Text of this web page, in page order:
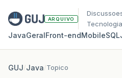
ARQUIVO
Tecnologia
JavaGeralFront‑endMobileSQL
GUJ/Java/Topico